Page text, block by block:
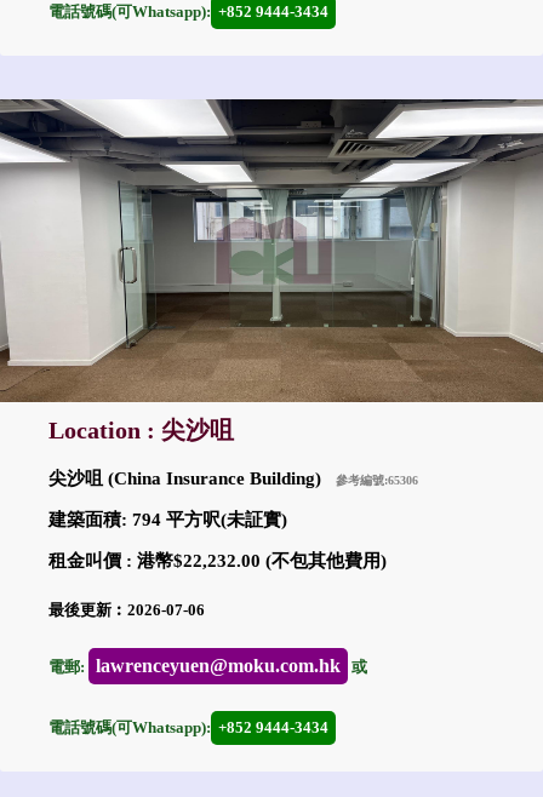
電話號碼(可Whatsapp): +852 9444-3434
Location : 尖沙咀
尖沙咀 (China Insurance Building) 參考編號:65306
建築面積: 794 平方呎(未証實)
租金叫價 : 港幣$22,232.00 (不包其他費用)
最後更新︰2026-07-06
電郵: lawrenceyuen@moku.com.hk 或
電話號碼(可Whatsapp): +852 9444-3434